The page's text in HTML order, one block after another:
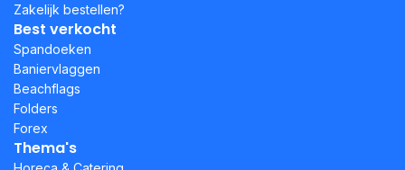
Zakelijk bestellen?
Best verkocht
Spandoeken
Baniervlaggen
Beachflags
Folders
Forex
Thema's